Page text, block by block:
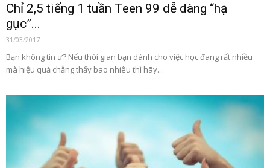
Chỉ 2,5 tiếng 1 tuần Teen 99 dễ dàng “hạ
gục”...
31/03/2017
Bạn không tin ư? Nếu thời gian bạn dành cho việc học đang rất nhiều
mà hiệu quả chẳng thấy bao nhiêu thì hãy...